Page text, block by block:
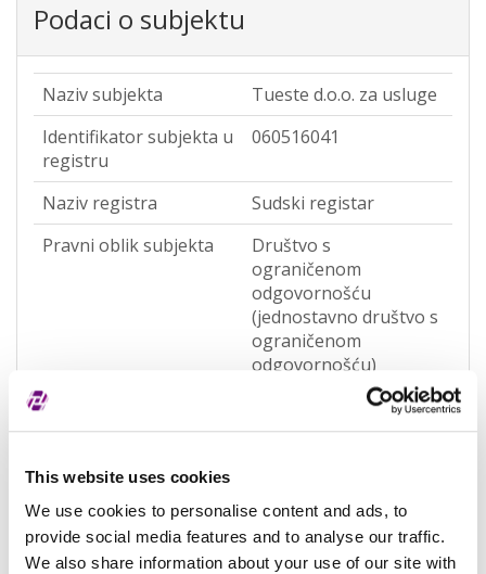
This website uses cookies
We use cookies to personalise content and ads, to
provide social media features and to analyse our traffic.
We also share information about your use of our site with
Podaci o subjektu
Naziv subjekta
Tueste d.o.o. za usluge
Identifikator subjekta u
registru
060516041
Naziv registra
Sudski registar
Pravni oblik subjekta
Društvo s
ograničenom
odgovornošću
(jednostavno društvo s
ograničenom
odgovornošću)
Pravna nadležnost
Hrvatska
Status subjekta
Vrsta subjekta
Općenita
Vezani subjekt
-